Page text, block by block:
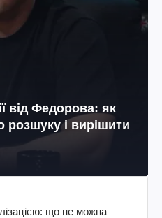
від Федорова: як
розшуку і вирішити
що не можна